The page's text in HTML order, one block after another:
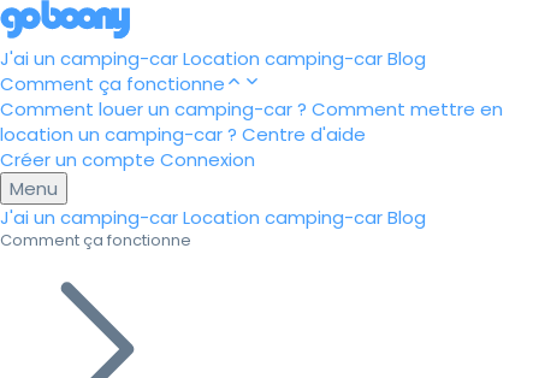
J'ai un camping-carLocation camping-carBlog
Comment ça fonctionne
Comment louer un camping-car ? Comment mettre en
location un camping-car ? Centre d'aide
Créer un compte Connexion
Menu
J'ai un camping-carLocation camping-carBlog
Comment ça fonctionne